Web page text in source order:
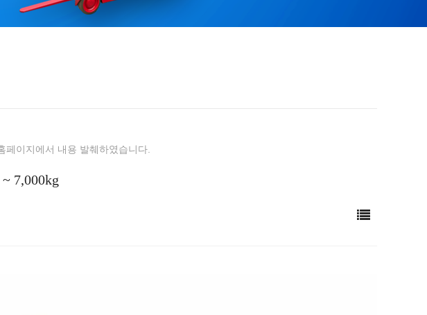
페이지에서 내용 발췌하였습니다.
7,000kg